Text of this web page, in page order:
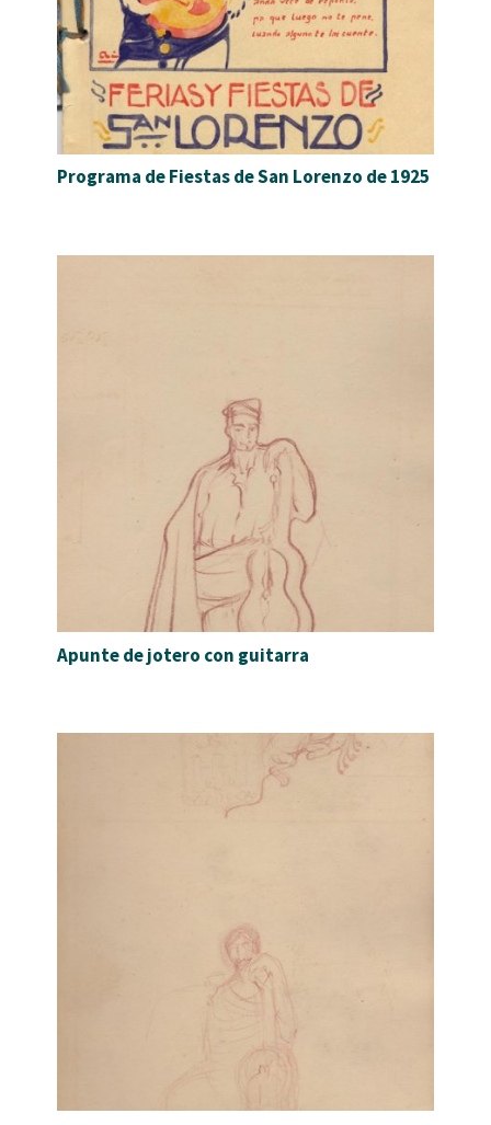
Programa de Fiestas de San Lorenzo de 1925
Apunte de jotero con guitarra